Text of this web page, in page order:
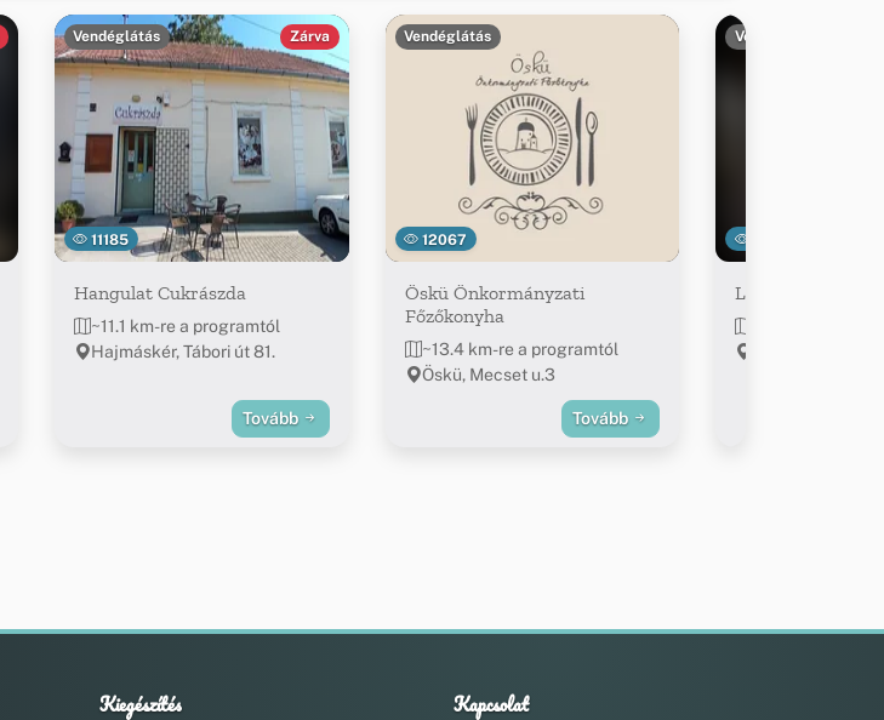
11185
Vendéglátás Zárva
Hangulat Cukrászda
~11.1 km-re a programtól
Hajmáskér, Tábori út 81.
Tovább
12067
Vendéglátás
Öskü Önkormányzati
Főzőkonyha
~13.4 km-re a programtól
Öskü, Mecset u.3
Tovább
Vendéglátás
Lila Akác Söröző
Kiegészítés Kapcsolat